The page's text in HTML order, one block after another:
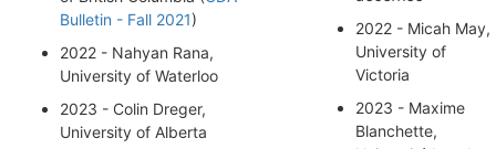
Bulletin - Fall 2021)
2022 - Nahyan Rana,
University of Waterloo
2023 - Colin Dreger,
University of Alberta
2022 - Micah May,
University of
Victoria
2023 - Maxime
Blanchette,